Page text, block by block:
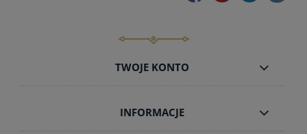
TWOJE KONTO
INFORMACJE